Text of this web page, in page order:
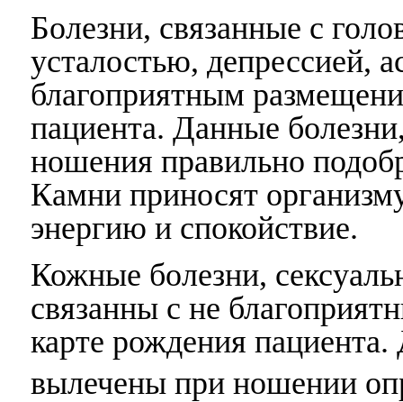
Болезни, связанные с
усталостью, депрессией,
благоприятным
пациента. Данные
ношения правильно
Камни приносят
энергию и спокойствие.
Кожные болезни,
связанны с не
карте рождения
вылечены при ношении